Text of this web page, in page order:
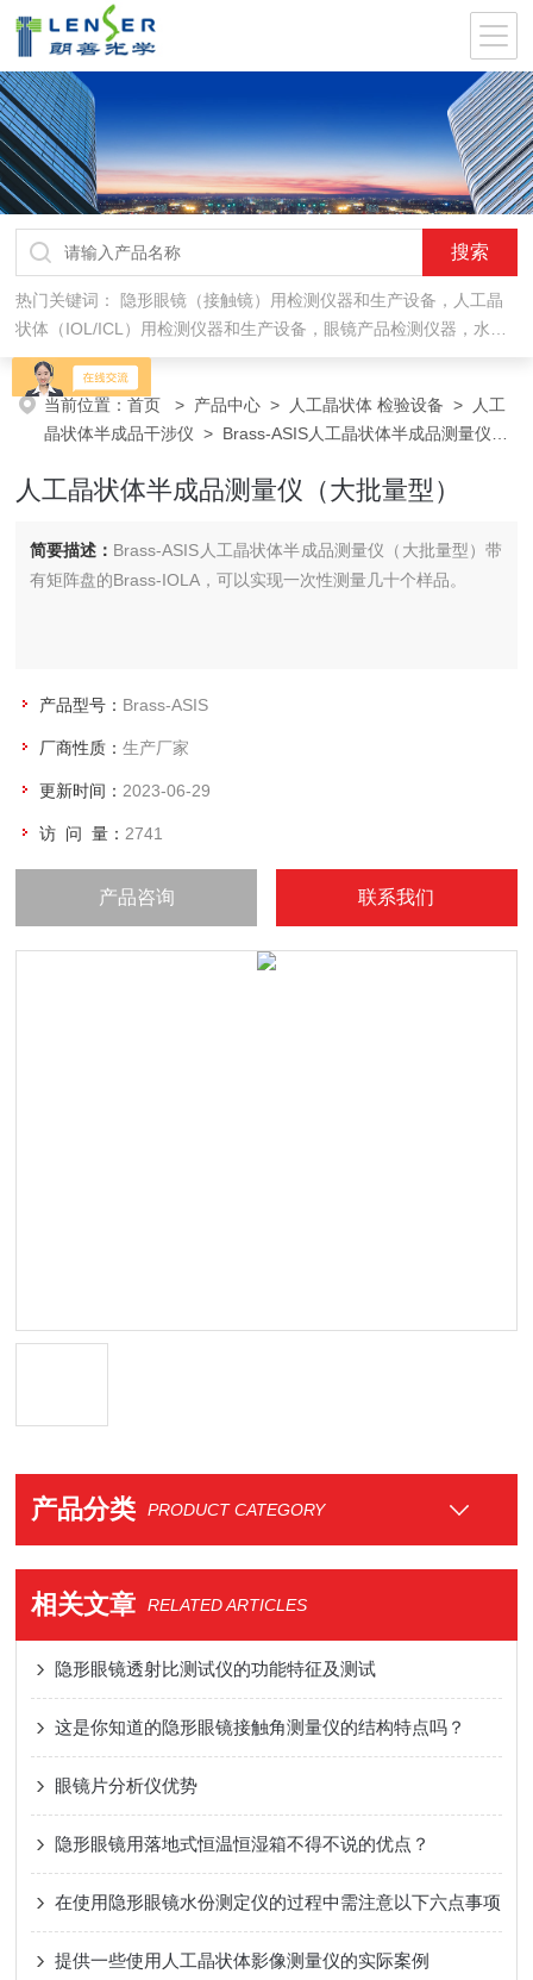
热门关键词： 隐形眼镜（接触镜）用检测仪器和生产设备，人工晶
状体（IOL/ICL）用检测仪器和生产设备，眼镜产品检测仪器，水气
处理环保设备
当前位置：首页 > 产品中心 > 人工晶状体 检验设备 >
人工
晶状体半成品干涉仪 > Brass-ASIS人工晶状体半成品测量仪
人工晶状体半成品测量仪（大批量型）
简要描述： Brass-ASIS人工晶状体半成品测量仪（大批量型）带
有矩阵盘的Brass-IOLA，可以实现一次性测量几十个样品。
产品型号： Brass-ASIS
厂商性质：生产厂家
更新时间： 2023-06-29
访 问 量： 2741
产品咨询 联系我们
产品分类 PRODUCT CATEGORY
相关文章 RELATED ARTICLES
隐形眼镜透射比测试仪的功能特征及测试
这是你知道的隐形眼镜接触角测量仪的结构特点吗？
眼镜片分析仪优势
隐形眼镜用落地式恒温恒湿箱不得不说的优点？
在使用隐形眼镜水份测定仪的过程中需注意以下六点事项
提供一些使用人工晶状体影像测量仪的实际案例